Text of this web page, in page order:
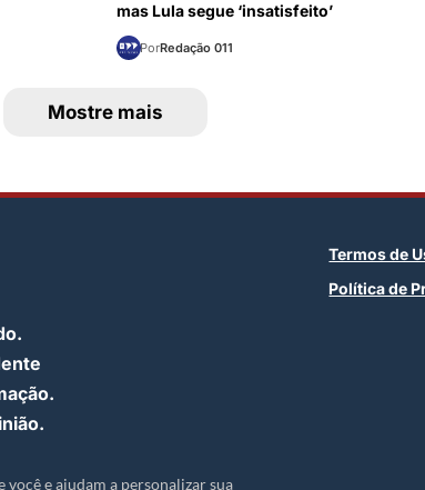
mas Lula segue ‘insatisfeito’
PorRedação 011
Mostre mais
e ajudam a personalizar sua
Termos de
Política de